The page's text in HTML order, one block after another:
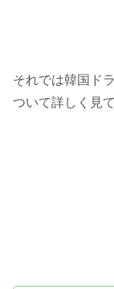
それでは韓国ド
ついて詳しく見